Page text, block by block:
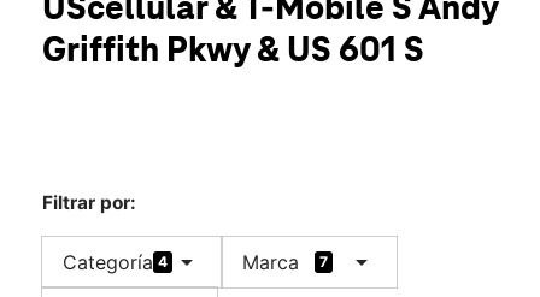
UScellular & T-Mobile S Andy
Griffith Pkwy & US 601 S
Filtrar por:
Categoría 4 arrow_drop_down Marca 7 arrow_drop_down